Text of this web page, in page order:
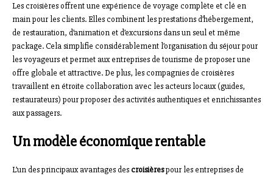
Les croisières offrent une expérience de voyage complète et clé en
main pour les clients. Elles combinent les prestations d’hébergement,
de restauration, d’animation et d’excursions dans un seul et même
package. Cela simplifie considérablement l’organisation du séjour pour
les voyageurs et permet aux entreprises de tourisme de proposer une
offre globale et attractive. De plus, les compagnies de croisières
travaillent en étroite collaboration avec les acteurs locaux (guides,
restaurateurs) pour proposer des activités authentiques et enrichissantes
aux passagers.
Un modèle économique rentable
L’un des principaux avantages descroisièrespour les entreprises de